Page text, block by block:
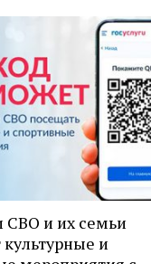
СВО и их семьи
и